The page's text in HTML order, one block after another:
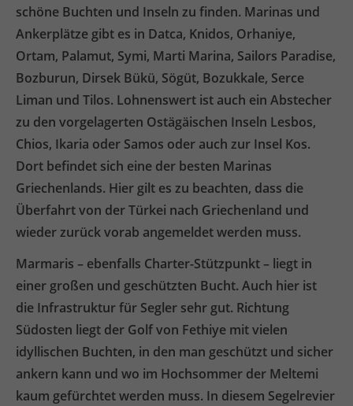
schöne Buchten und Inseln zu finden. Marinas und
Ankerplätze gibt es in Datca, Knidos, Orhaniye,
Ortam, Palamut, Symi, Marti Marina, Sailors Paradise,
Bozburun, Dirsek Bükü, Sögüt, Bozukkale, Serce
Liman und Tilos. Lohnenswert ist auch ein Abstecher
zu den vorgelagerten Ostägäischen Inseln Lesbos,
Chios, Ikaria oder Samos oder auch zur Insel Kos.
Dort befindet sich eine der besten Marinas
Griechenlands. Hier gilt es zu beachten, dass die
Überfahrt von der Türkei nach Griechenland und
wieder zurück vorab angemeldet werden muss.
Marmaris – ebenfalls Charter-Stützpunkt – liegt in
einer großen und geschützten Bucht. Auch hier ist
die Infrastruktur für Segler sehr gut. Richtung
Südosten liegt der Golf von Fethiye mit vielen
idyllischen Buchten, in den man geschützt und sicher
ankern kann und wo im Hochsommer der Meltemi
kaum gefürchtet werden muss. In diesem Segelrevier